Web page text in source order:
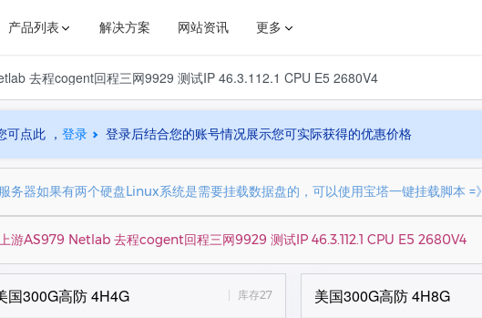
产品列表
公益免费 • 虚拟主机
高性能
免费宝塔虚拟主机
美国虚拟主机 • 1区
免备案，美国宝塔虚拟主机
解决方案 网站资讯 更多
划
去程cogent回程三网9929 测试IP 46.3.112.1 CPU E5 2680V4
可点此 ， 登录 登录后结合您的账号情况展示您可实际获得的优惠价格
服务器如果有两个硬盘Linux系统是需要挂载数据盘的，可以使用宝塔一键挂载脚本 =》
游AS979 Netlab 去程cogent回程三网9929 测试IP 46.3.112.1 CPU E5 2680V4
国300G高防 4H4G 库存27 美国300G高防 4H8G